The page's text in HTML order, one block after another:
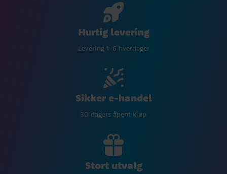
Hurtig levering
Levering 1-6 hverdager
Sikker e-handel
30 dagers åpent kjøp
Stort utvalg